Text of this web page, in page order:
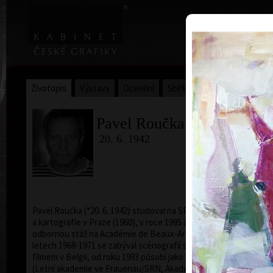
Home |
Životopis
Pavel Roučka
20. 6. 1942
Pavel Roučka (*20. 6. 1942) studoval na SPŠ geodézie
a kartografie v Praze (1960), v roce 1995 absolvoval
odbornou stáž na Académie de Beaux-Arts v Paříži. V
letech 1968-1971 se zabýval scénografií s kresleným
filmem v Belgii, od roku 1993 působí jako pedagog
(Letní akademie ve Frauenau/SRN, Akademie